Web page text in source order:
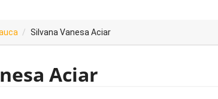
Silvana Vanesa Aciar
Aciar